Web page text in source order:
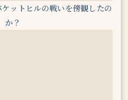
ットヒルの戦いを傍観したの
か？